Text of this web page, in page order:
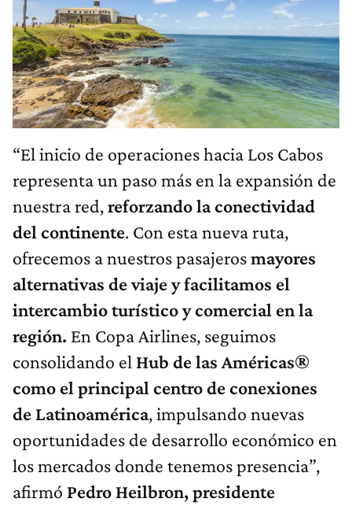
“El inicio de operaciones hacia Los Cabos
representa un paso más en la expansión de
nuestra red,reforzando la conectividad
del continente. Con esta nueva ruta,
ofrecemos a nuestros pasajerosmayores
alternativas de viaje y facilitamos el
intercambio turístico y comercial en la
región. En Copa Airlines, seguimos
consolidando el Hub de las Américas®
como el principal centro de conexiones
de Latinoamérica, impulsando nuevas
oportunidades de desarrollo económico en
los mercados donde tenemos presencia”,
afirmó Pedro Heilbron, presidente